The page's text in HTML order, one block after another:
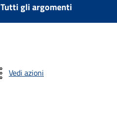
Tutti gli argomenti
Vedi azioni